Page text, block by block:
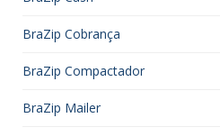
BraZip Cobrança
BraZip Compactador
BraZip Mailer